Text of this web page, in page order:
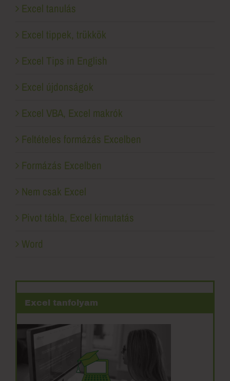
Excel tanulás
Excel tippek, trükkök
Excel Tips in English
Excel újdonságok
Excel VBA, Excel makrók
Feltételes formázás Excelben
Formázás Excelben
Nem csak Excel
Pivot tábla, Excel kimutatás
Word
Excel tanfolyam